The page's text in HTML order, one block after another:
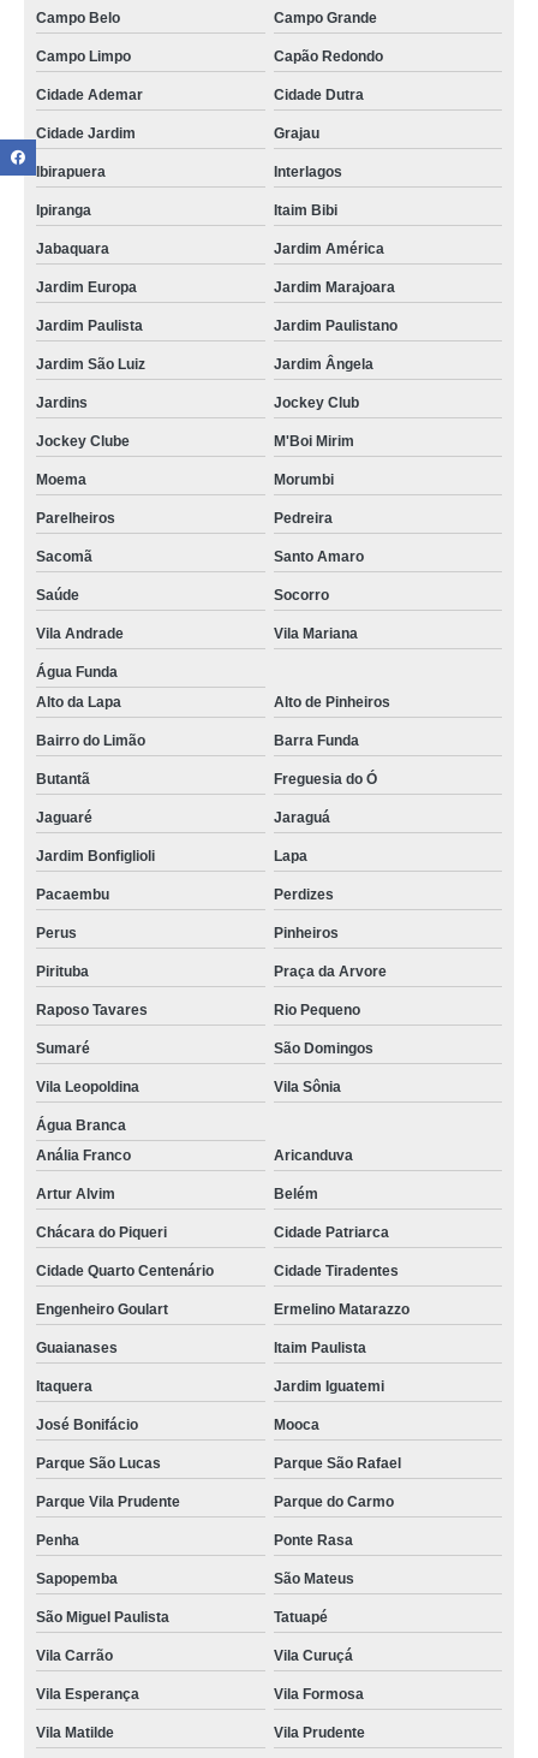
Campo Belo Campo Grande
Campo Limpo Capão Redondo
Cidade Ademar Cidade Dutra
Cidade Jardim Grajau
Ibirapuera Interlagos
Ipiranga Itaim Bibi
Jabaquara Jardim América
Jardim Europa Jardim Marajoara
Jardim Paulista Jardim Paulistano
Jardim São Luiz Jardim Ângela
Jardins Jockey Club
Jockey Clube M'Boi Mirim
Moema Morumbi
Parelheiros Pedreira
Sacomã Santo Amaro
Saúde Socorro
Vila Andrade Vila Mariana
Água Funda
Alto da Lapa
Alto de Pinheiros
Bairro do Limão Barra Funda
Butantã Freguesia do Ó
Jaguaré Jaraguá
Jardim Bonfiglioli Lapa
Pacaembu Perdizes
Perus Pinheiros
Pirituba Praça da Arvore
Raposo Tavares Rio Pequeno
Sumaré São Domingos
Vila Leopoldina Vila Sônia
Água Branca
Anália Franco
Aricanduva
Artur Alvim Belém
Chácara do Piqueri Cidade Patriarca
Cidade Quarto Centenário Cidade Tiradentes
Engenheiro Goulart Ermelino Matarazzo
Guaianases Itaim Paulista
Itaquera Jardim Iguatemi
José Bonifácio Mooca
Parque São Lucas Parque São Rafael
Parque Vila Prudente Parque do Carmo
Penha Ponte Rasa
Sapopemba São Mateus
São Miguel Paulista Tatuapé
Vila Carrão Vila Curuçá
Vila Esperança Vila Formosa
Vila Matilde Vila Prudente